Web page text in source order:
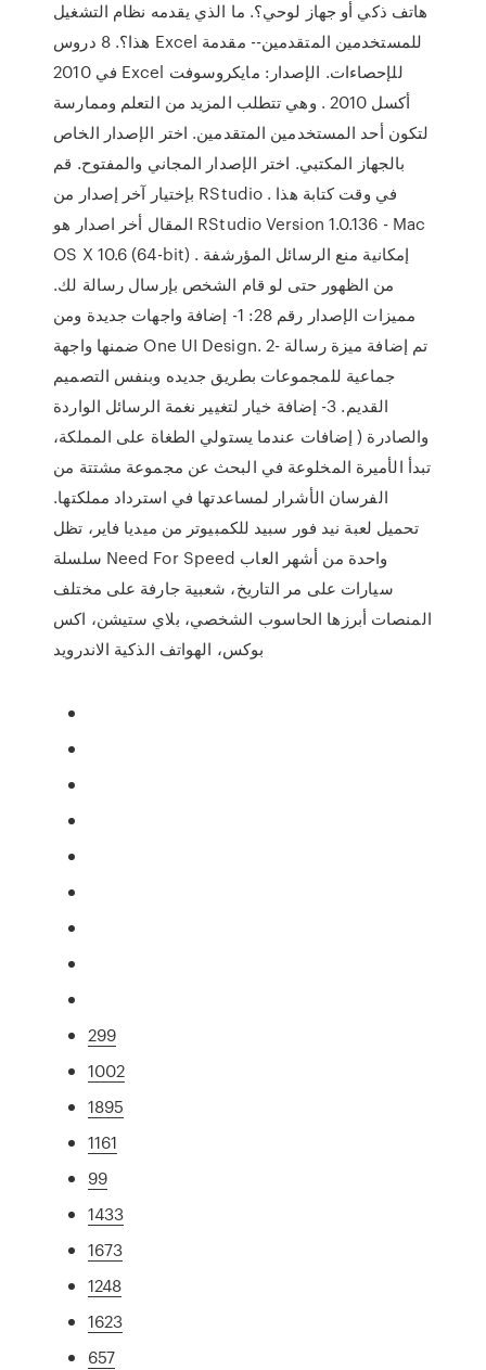
هاتف ذكي أو جهاز لوحي؟. ما الذي يقدمه نظام التشغيل
هذا؟. 8 دروس Excel للمستخدمين المتقدمين-- مقدمة
في 2010 Excel للإحصاءات. الإصدار: مايكروسوفت
أكسل 2010 . وهي تتطلب المزيد من التعلم وممارسة
لتكون أحد المستخدمين المتقدمين. اختر الإصدار الخاص
بالجهاز المكتبي. اختر الإصدار المجاني والمفتوح. قم
بإختيار آخر إصدار من RStudio . في وقت كتابة هذا
المقال أخر اصدار هو RStudio Version 1.0.136 - Mac
OS X 10.6 (64-bit) . إمكانية منع الرسائل المؤرشفة
من الظهور حتى لو قام الشخص بإرسال رسالة لك.
مميزات الإصدار رقم 28: 1- إضافة واجهات جديدة ومن
ضمنها واجهة One UI Design. 2- تم إضافة ميزة رسالة
جماعية للمجموعات بطريق جديده وبنفس التصميم
القديم. 3- إضافة خيار لتغيير نغمة الرسائل الواردة
والصادرة ( إضافات عندما يستولي الطغاة على المملكة،
تبدأ الأميرة المخلوعة في البحث عن مجموعة مشتتة من
الفرسان الأشرار لمساعدتها في استرداد مملكتها.
تحميل لعبة نيد فور سبيد للكمبيوتر من ميديا فاير، تظل
سلسلة Need For Speed واحدة من أشهر العاب
سيارات على مر التاريخ، شعبية جارفة على مختلف
المنصات أبرزها الحاسوب الشخصي، بلاي ستيشن، اكس
بوكس، الهواتف الذكية الاندرويد
299
1002
1895
1161
99
1433
1673
1248
1623
657